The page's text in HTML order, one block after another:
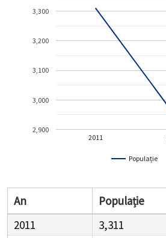
Populație
2011
2,900
3,000
3,100
3,200
3,300
An Populație
2011
3,311